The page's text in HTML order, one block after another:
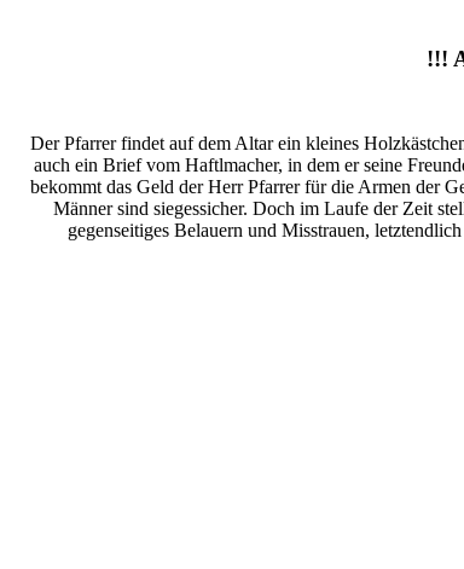
!!!
Der Pfarrer findet auf dem Altar ein kleines
auch ein Brief vom Haftlmacher, in dem er seine
bekommt das Geld der Herr Pfarrer für die Armen der
Männer sind siegessicher. Doch im Laufe der Zeit
gegenseitiges Belauern und Misstrauen,